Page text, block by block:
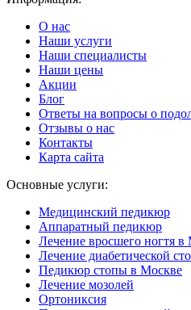
О нас
Наши услуги
Наши специалисты
Наши цены
Акции
Блог
Ответы на вопросы о
Отзывы о нас
Контакты
Карта сайта
Основные услуги:
Медицинский педикюр
Аппаратный педикюр
Лечение вросшего ногтя в
Лечение диабетической
Педикюр стопы в Москве
Лечение мозолей
Ортониксия